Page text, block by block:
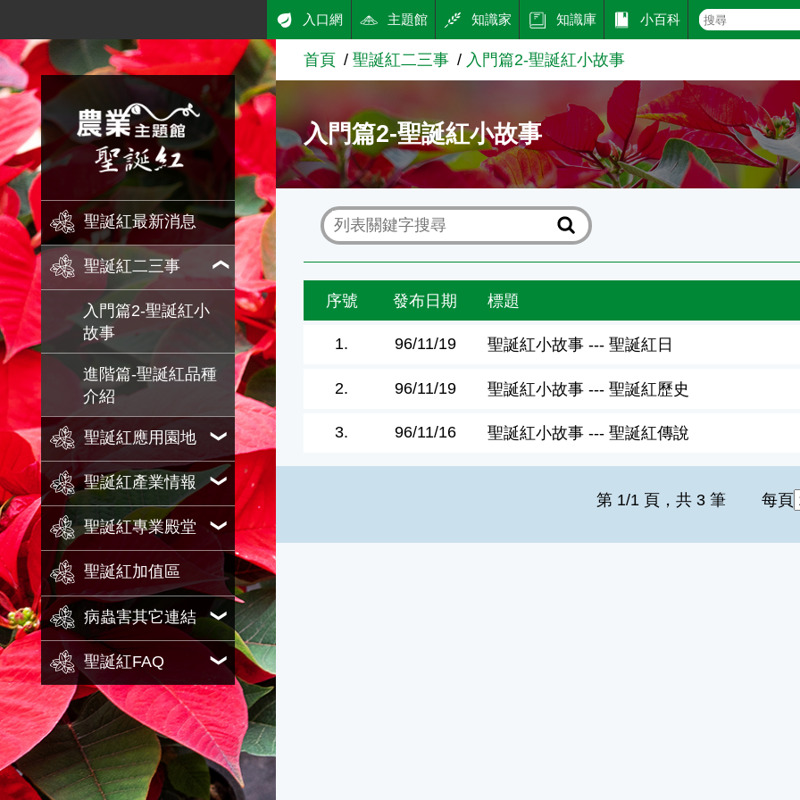
跳到主要內容
農業知識入口網
聖誕紅最新消息
聖誕紅二三事
入門篇2-聖誕紅小
故事
進階篇-聖誕紅品種
介紹
聖誕紅應用園地
聖誕紅產業情報
聖誕紅專業殿堂
聖誕紅加值區
病蟲害其它連結
聖誕紅FAQ
入口網 主題館 知識家 知識庫 小百科
首頁 聖誕紅二三事 入門篇2-聖誕紅小故事
入門篇2-聖誕紅小故事
序號 發布日期 標題
1. 96/11/19 聖誕紅小故事 --- 聖誕紅日
2. 96/11/19 聖誕紅小故事 --- 聖誕紅歷史
3. 96/11/16 聖誕紅小故事 --- 聖誕紅傳說
第 1/1 頁，共 3 筆 每頁